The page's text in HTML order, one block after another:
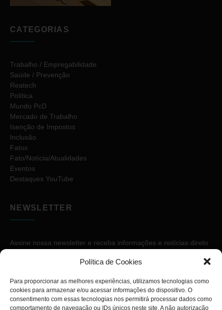
Política de Cookies
Para proporcionar as melhores experiências, utilizamos tecnologias como
cookies para armazenar e/ou acessar informações do dispositivo. O
consentimento com essas tecnologias nos permitirá processar dados como
comportamento de navegação ou IDs únicos neste site. A não autorização
CATEGORIAS
Trabalho / Empregabilidade
Saúde / Prevenção
Reatech
Política
Mundo PcD
Mercado de Trabalho
Isenção de Impostos
Inclusão
Fatos
Fato/Notícia/Atualidades
Eventos
Destaques YouTube
NEWSLETTER
Assine nossa newsletter e receba informações e notícias direto